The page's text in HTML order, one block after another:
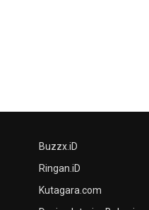
Buzzx.iD
Ringan.iD
Kutagara.com